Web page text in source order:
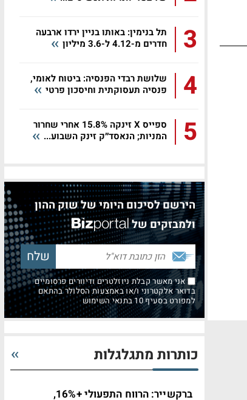
3
תל בנימין: באותו בניין ירדו ארבעה
חדרים מ-4.12 ל-3.6 מיליון
4
שלושת רבדי הפנסיה: ביטוח לאומי,
פנסיה תעסוקתית וחיסכון פרטי
5
ספייס X זינקה 15.8% אחרי שחרור
המניות; הנאסד״ק זינק השבוע...
הירשם לסיכום היומי של שוק ההון
ולמבזקים של
אני מאשר קבלת ניוזלטרים ודיוורים פרסומיים
בדואר אלקטרוני ו/או באמצעות הסלולר בהתאם
למפורט בסעיף 10 בתנאי השימוש
כותרות מתגלגלות
ברקשייר: הרווח התפעולי +16%,